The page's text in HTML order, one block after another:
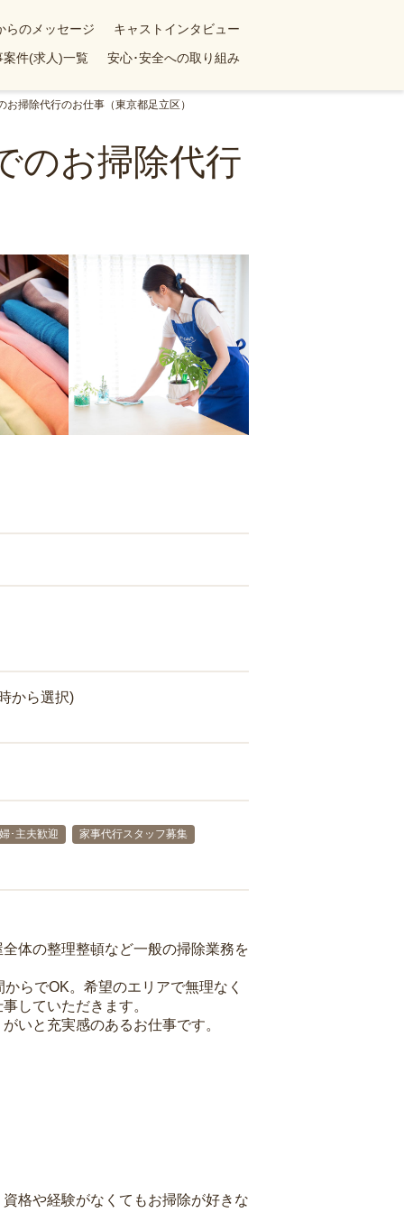
らのメッセージ
キャストインタビュー
案件(求人)一覧 安心･安全への取り組み
掃除代行のお仕事（東京都足立区）
のお掃除代行
から選択)
･主夫歓迎
家事代行スタッフ募集
体の整理整頓など一般の掃除業務を
らでOK。希望のエリアで無理なく
していただきます。
いと充実感のあるお仕事です。
格や経験がなくてもお掃除が好きな